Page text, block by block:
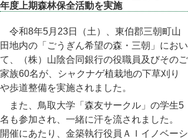
年度上期森林保全活動を実施
令和8年5月23日（土）、東伯郡三朝町山
田地内の「ごうぎん希望の森・三朝」におい
て、（株）山陰合同銀行の役職員及びそのご
家族60名が、シャクナゲ植栽地の下草刈り
や歩道整備を実施されました。
また、鳥取大学「森友サークル」の学生5
名も参加され、一緒に汗を流されました。
開催にあたり、金築執行役員ＡＩイノベーシ